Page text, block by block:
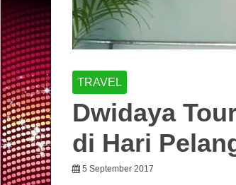
TRAVEL
Dwidaya
di Hari
5 September 2017